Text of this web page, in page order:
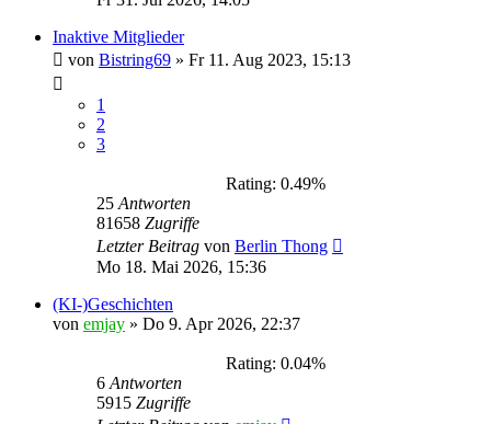
Inaktive Mitglieder
von Bistring69 » Fr 11. Aug 2023, 15:13
1
2
3
Rating: 0.49%
25 Antworten
81658 Zugriffe
Letzter Beitrag von Berlin Thong
Mo 18. Mai 2026, 15:36
(KI-)Geschichten
von emjay » Do 9. Apr 2026, 22:37
Rating: 0.04%
6 Antworten
5915 Zugriffe